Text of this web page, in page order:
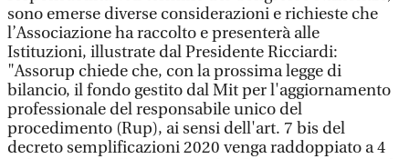
sono emerse diverse considerazioni e richieste che
l’Associazione ha raccolto e presenterà alle
Istituzioni, illustrate dal Presidente Ricciardi:
"Assorup chiede che, con la prossima legge di
bilancio, il fondo gestito dal Mit per l'aggiornamento
professionale del responsabile unico del
procedimento (Rup), ai sensi dell'art. 7 bis del
decreto semplificazioni 2020 venga raddoppiato a 4